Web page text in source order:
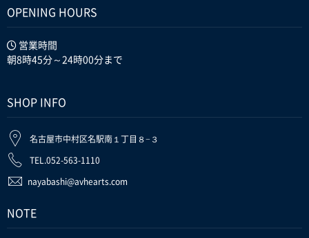
OPENING HOURS
営業時間
朝8時45分～24時00分まで
SHOP INFO
名古屋市中村区名駅南１丁目８−３
TEL.052-563-1110
nayabashi@avhearts.com
NOTE